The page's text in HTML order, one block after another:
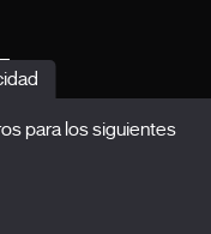
para los siguientes